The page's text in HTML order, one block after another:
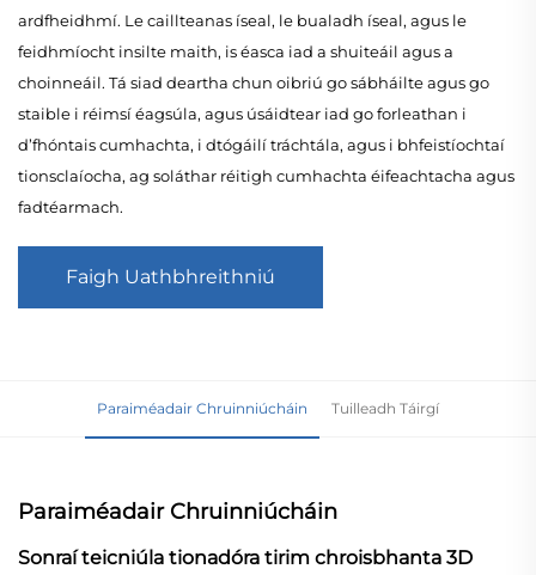
ardfheidhmí. Le caillteanas íseal, le bualadh íseal, agus le
feidhmíocht insilte maith, is éasca iad a shuiteáil agus a
choinneáil. Tá siad deartha chun oibriú go sábháilte agus go
staible i réimsí éagsúla, agus úsáidtear iad go forleathan i
d’fhóntais cumhachta, i dtógáilí tráchtála, agus i bhfeistíochtaí
tionsclaíocha, ag soláthar réitigh cumhachta éifeachtacha agus
fadtéarmach.
Faigh Uathbhreithniú
Paraiméadair Chruinniúcháin Tuilleadh Táirgí
Paraiméadair Chruinniúcháin
Sonraí teicniúla tionadóra tirim chroisbhanta 3D